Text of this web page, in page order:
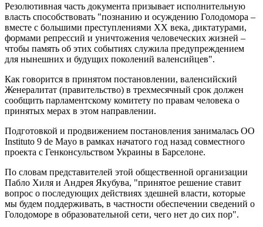
Резолютивная часть документа призывает исполнительную
власть способствовать "познанию и осуждению Голодомора –
вместе с большими преступлениями XX века, диктатурами,
формами репрессий и уничтожения человеческих жизней –
чтобы память об этих событиях служила предупреждением
для нынешних и будущих поколений валенсийцев".
Как говорится в принятом постановлении, валенсийский
Женералитат (правительство) в трехмесячный срок должен
сообщить парламентскому комитету по правам человека о
принятых мерах в этом направлении.
Подготовкой и продвижением постановления занималась ОО
Instituto 9 de Mayo в рамках начатого год назад совместного
проекта с Генконсульством Украины в Барселоне.
По словам представителей этой общественной организации
Пабло Хиля и Андрея Якубува, "принятое решение ставит
вопрос о последующих действиях здешней власти, которые
мы будем поддерживать, в частности обеспечении сведений о
Голодоморе в образовательной сети, чего нет до сих пор".